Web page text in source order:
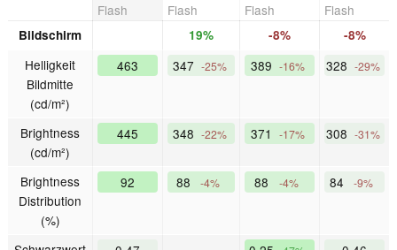
Flash
Flash
Flash
Flash
Bildschirm 19% -8% -8%
Helligkeit
Bildmitte
(cd/m²)
463 347 -25% 389 -16% 328 -29%
Brightness
(cd/m²)
445 348 -22% 371 -17% 308 -31%
Brightness
Distribution
(%)
92 88 -4% 88 -4% 84 -9%